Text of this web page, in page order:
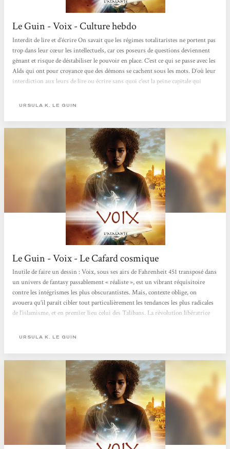
Le Guin - Voix - Culture hebdo
Interdit de lire et d’écrire On savait que les régimes totalitaristes ne portent pas
trop dans leur cœur les intellectuels, car ces poseurs de questions deviennent
gênant et risque de déstabiliser le pouvoir en place. C’est ce qui se passe avec les
Alds qui ont pour croyance que des démons se cachent sous les mots. D’où leur
interdiction aux leurs de lire ou écrire sans quoi c’est la peine capitale qui
est conteur. On peut imaginer qu’il désapprouve les Alds. Il faut donc les...
URSULA K. LE GUIN
Le Guin - Voix - Le Cafard cosmique
Inutile de faire un dessin : Voix, sous ses airs de Fahrenheit 451 transposé dans
un univers de fantasy passablement « réaliste », est un vibrant réquisitoire
contre les intégrismes les plus obscurantistes. Mais, contexte oblige, on
avouera qu’il paraît cibler tout particulièrement les tendances les plus radicales
de l’islamisme, et en premier lieu celui des Talibans. La révolution libératrice
Orrec Caspro flambeau de la liberté, il est difficile de ne pas faire le lien avec
URSULA K. LE GUIN